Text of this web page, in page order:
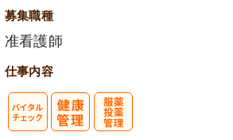
募集職種
准看護師
仕事内容